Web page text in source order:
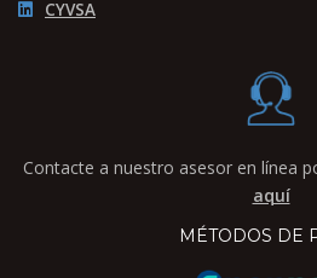
CYVSA
Contacte a nuestro asesor en línea
aquí
MÉTODOS DE